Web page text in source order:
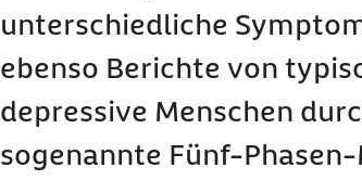
Überbetonung des Negativen
Welche Symptome treten häufig
Suizidgedanken ansprechen oder
Hilfe und Anlaufstellen bei
unterschiedliche
ebenso Berichte von
depressive Menschen
sogenannte Fünf-